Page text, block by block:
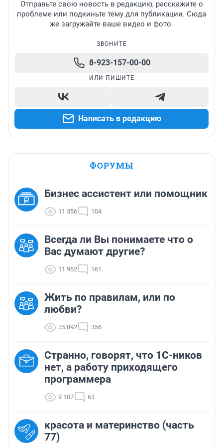
Отправьте свою новость в редакцию, расскажите о
проблеме или подкиньте тему для публикации. Сюда
же загружайте ваше видео и фото.
ЗВОНИТЕ
8-923-157-00-00
ИЛИ ПИШИТЕ
Написать в редакцию
ФОРУМЫ
Бизнес ассистент или помощник
11 356 104
Всегда ли Вы понимаете что о
Вас думают другие?
11 952 161
Жить по правилам, или по
любви?
35 892 356
Странно, говорят, что 1С-ников
нет, а работу приходящего
программера
9 107 63
красота и материнство (часть
77)